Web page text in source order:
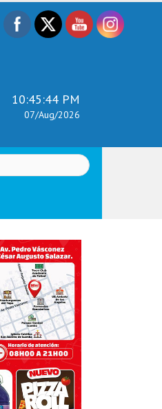
10:45:46 PM
07/Aug/2026